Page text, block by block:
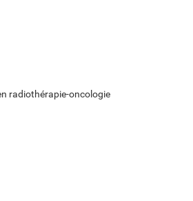
radiothérapie-oncologie